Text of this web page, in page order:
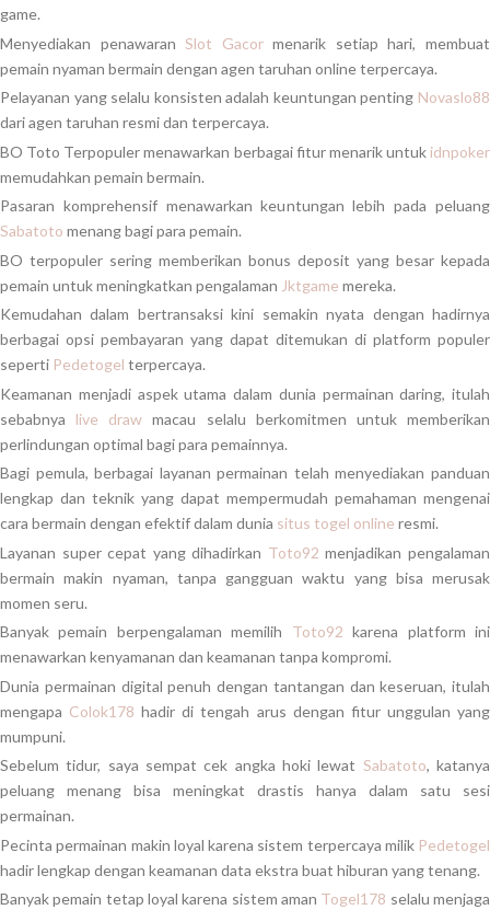
game.
Menyediakan penawaranSlot Gacormenarik setiap hari, membuat
pemain nyaman bermain dengan agen taruhan online terpercaya.
Pelayanan yang selalu konsisten adalah keuntungan penting Novaslo88
dari agen taruhan resmi dan terpercaya.
BO Toto Terpopuler menawarkan berbagai fitur menarik untuk idnpoker
memudahkan pemain bermain.
Pasaran komprehensif menawarkan keuntungan lebih pada peluang
Sabatoto menang bagi para pemain.
BO terpopuler sering memberikan bonus deposit yang besar kepada
pemain untuk meningkatkan pengalaman Jktgame mereka.
Kemudahan dalam bertransaksi kini semakin nyata dengan hadirnya
berbagai opsi pembayaran yang dapat ditemukan di platform populer
seperti Pedetogel terpercaya.
Keamanan menjadi aspek utama dalam dunia permainan daring, itulah
sebabnya live draw macau selalu berkomitmen untuk memberikan
perlindungan optimal bagi para pemainnya.
Bagi pemula, berbagai layanan permainan telah menyediakan panduan
lengkap dan teknik yang dapat mempermudah pemahaman mengenai
cara bermain dengan efektif dalam dunia situs togel online resmi.
Layanan super cepat yang dihadirkan Toto92 menjadikan pengalaman
bermain makin nyaman, tanpa gangguan waktu yang bisa merusak
momen seru.
Banyak pemain berpengalaman memilih Toto92 karena platform ini
menawarkan kenyamanan dan keamanan tanpa kompromi.
Dunia permainan digital penuh dengan tantangan dan keseruan, itulah
mengapa Colok178 hadir di tengah arus dengan fitur unggulan yang
mumpuni.
Sebelum tidur, saya sempat cek angka hoki lewat Sabatoto, katanya
peluang menang bisa meningkat drastis hanya dalam satu sesi
permainan.
Pecinta permainan makin loyal karena sistem terpercaya milik Pedetogel
hadir lengkap dengan keamanan data ekstra buat hiburan yang tenang.
Banyak pemain tetap loyal karena sistem aman Togel178 selalu menjaga